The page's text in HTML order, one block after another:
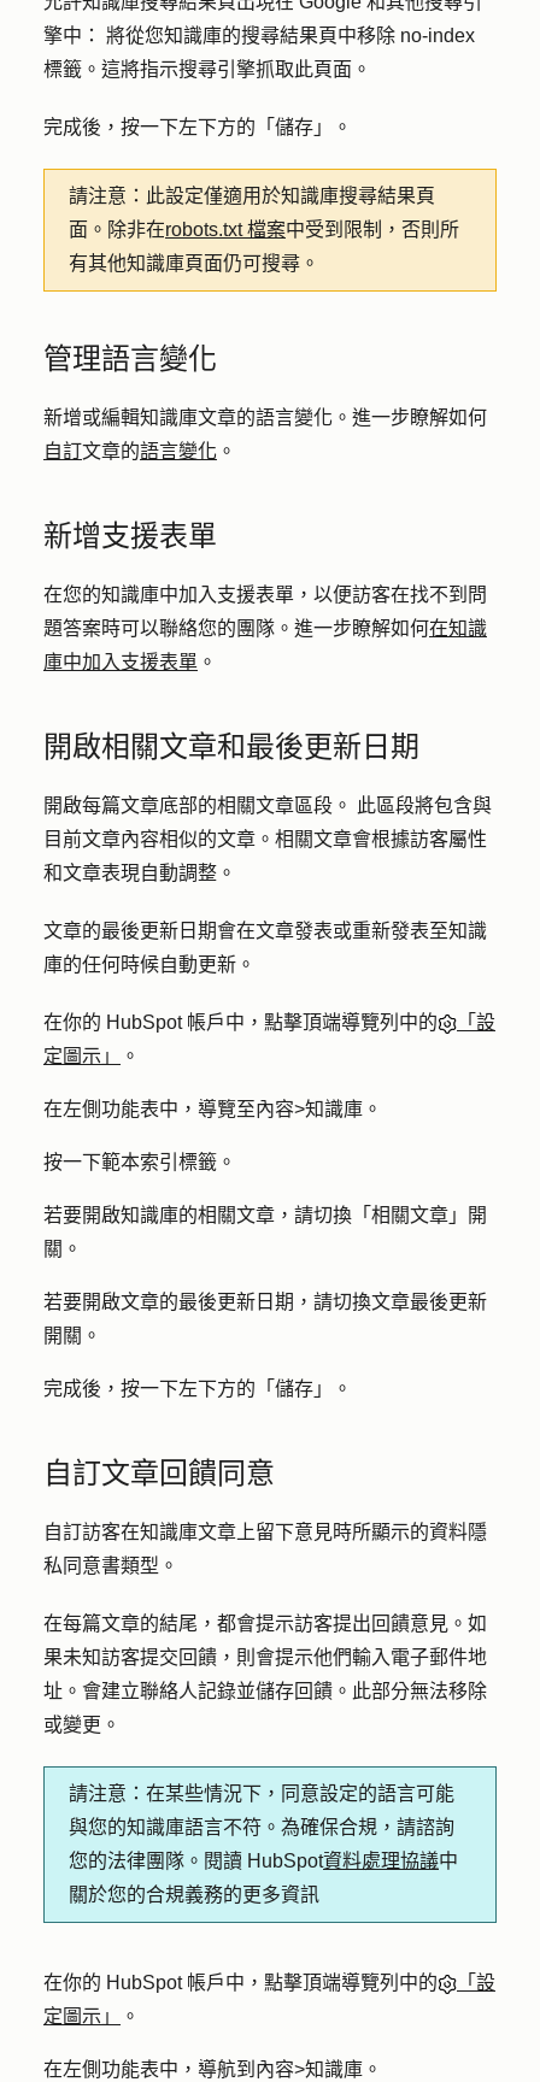
擎中： 將從您知識庫的搜尋結果頁中移除 no-index
標籤。這將指示搜尋引擎抓取此頁面。
完成後，按一下左下方的 「儲存」 。
請注意： 此設定僅適用於知識庫搜尋結果頁
面。除非在robots.txt 檔案中受到限制，否則所
有其他知識庫頁面仍可搜尋。
管理語言變化
新增或編輯知識庫文章的語言變化。進一步瞭解如何
自訂文章的語言變化 。
新增支援表單
在您的知識庫中加入支援表單，以便訪客在找不到問
題答案時可以聯絡您的團隊。進一步瞭解如何在知識
庫中加入支援表單 。
開啟相關文章和最後更新日期
開啟每篇文章底部的相關文章區段。 此區段將包含與
目前文章內容相似的文章。相關文章會根據訪客屬性
和文章表現自動調整。
文章的最後更新日期會在文章發表或重新發表至知識
庫的任何時候自動更新。
在你的 HubSpot 帳戶中，點擊頂端導覽列中的
「設
定圖示」
。
在左側功能表中，導覽至內容>知識庫 。
按一下範本索引標籤。
若要開啟知識庫的相關文章，請切換「 相關文章 」開
關 。
若要開啟文章的最後更新日期，請切換文章最後更新
開關。
完成後，按一下左下方的 「儲存」 。
自訂文章回饋同意
自訂訪客在知識庫文章上留下意見時所顯示的資料隱
私同意書類型。
在每篇文章的結尾，都會提示訪客提出回饋意見。如
果未知訪客提交回饋，則會提示他們輸入電子郵件地
址。會建立聯絡人記錄並儲存回饋。此部分無法移除
或變更。
請注意： 在某些情況下，同意設定的語言可能
與您的知識庫語言不符。為確保合規，請諮詢
您的法律團隊。閱讀 HubSpot資料處理協議中
關於您的合規義務的更多資訊
在你的 HubSpot 帳戶中，點擊頂端導覽列中的
「設
定圖示」
。
在左側功能表中，導航到 內容>知識庫 。